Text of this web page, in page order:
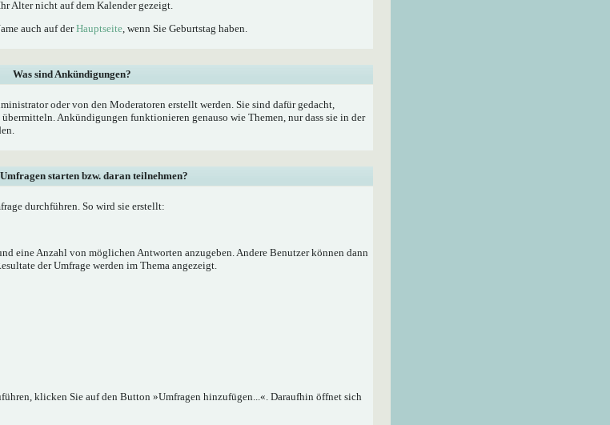
Alter nicht auf dem Kalender gezeigt.
auch auf derHauptseite, wenn Sie Geburtstag haben.
Was sind Ankündigungen?
oder von den Moderatoren erstellt werden. Sie sind dafür gedacht,
Ankündigungen funktionieren genauso wie Themen, nur dass sie in der
starten bzw. daran teilnehmen?
durchführen. So wird sie erstellt:
eine Anzahl von möglichen Antworten anzugeben. Andere Benutzer können dann
der Umfrage werden im Thema angezeigt.
klicken Sie auf den Button »Umfragen hinzufügen...«. Daraufhin öffnet sich